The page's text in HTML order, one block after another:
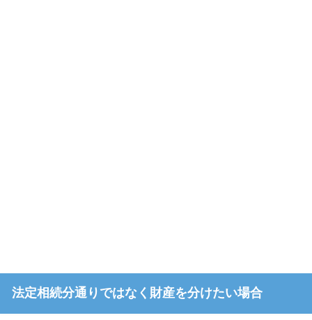
法定相続分通りではなく財産を分けたい場合